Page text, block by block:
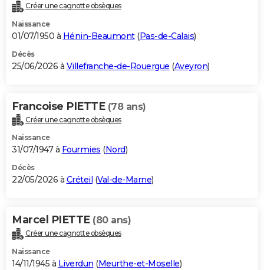
Créer une cagnotte obsèques
Naissance
01/07/1950 à Hénin-Beaumont(Pas-de-Calais)
Décès
25/06/2026 à Villefranche-de-Rouergue (Aveyron)
Francoise PIETTE (78 ans)
Créer une cagnotte obsèques
Naissance
31/07/1947 à Fourmies (Nord)
Décès
22/05/2026 à Créteil (Val-de-Marne)
Marcel PIETTE (80 ans)
Créer une cagnotte obsèques
Naissance
14/11/1945 à Liverdun (Meurthe-et-Moselle)